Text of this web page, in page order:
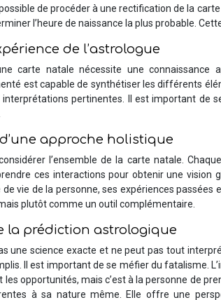
de procéder à une rectification de la
l’heure de naissance la plus probable.
de l’astrologue
carte natale nécessite une
est capable de synthétiser les différents
pertinentes. Il est important de
approche holistique
l’ensemble de la carte natale.
ces interactions pour obtenir une vision
vie de la personne, ses expériences
plutôt comme un outil complémentaire.
la prédiction astrologique
une science exacte et ne peut pas tout
Il est important de se méfier du fatalisme.
opportunités, mais c’est à la personne de
à sa nature même. Elle offre une